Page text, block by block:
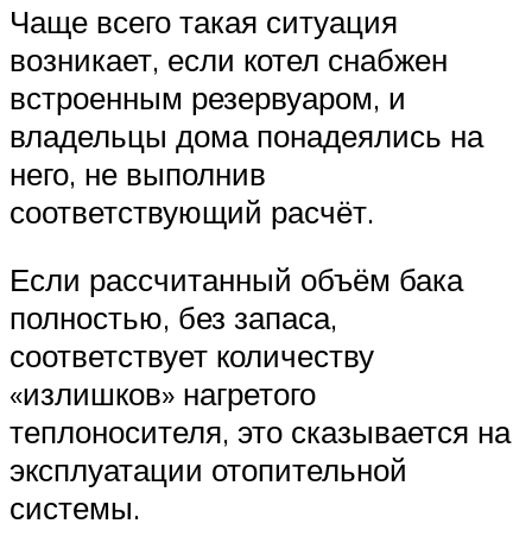
Чаще всего такая ситуация
возникает, если котел снабжен
встроенным резервуаром, и
владельцы дома понадеялись на
него, не выполнив
соответствующий расчёт.
Если рассчитанный объём бака
полностью, без запаса,
соответствует количеству
«излишков» нагретого
теплоносителя, это сказывается на
эксплуатации отопительной
системы.